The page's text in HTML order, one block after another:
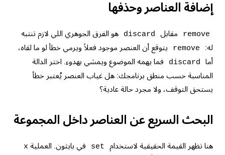
إضافة العناصر وحذفها
remove مقابل discard
هو الفرق الجوهري اللي لازم تنتبه
له:
remove
يتوقع أن العنصر موجود فعلاً ويرمي خطأ لو ما لقاه،
أما
discard
فما يهمه الموضوع ويمشي بهدوء. اختر الدالة
المناسبة حسب منطق برنامجك: هل غياب العنصر يُعتبر خطأ
يستحق التوقف، ولا مجرد حالة عادية؟
البحث السريع عن العناصر داخل المجموعة
هنا تظهر القيمة الحقيقية لاستخدام set في بايثون. العملية x